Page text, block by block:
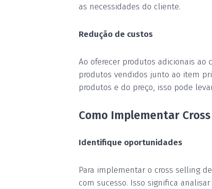
as necessidades do cliente.
Redução de custos
Ao oferecer produtos adicionais ao
produtos vendidos junto ao item
produtos e do preço, isso pode
Como Implementar
Identifique oportunidades
Para implementar o cross selling
com sucesso. Isso significa